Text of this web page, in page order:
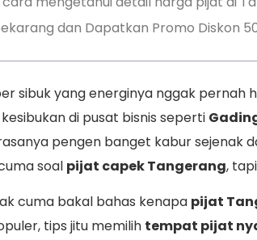
dan Dapatkan Promo Diskon
sibuk yang energinya nggak pernah
di pusat bisnis seperti
pengen banget kabur sejenak
soal pijat capek Tangerang,
cuma bakal bahas kenapa pijat
tips jitu memilih tempat pijat